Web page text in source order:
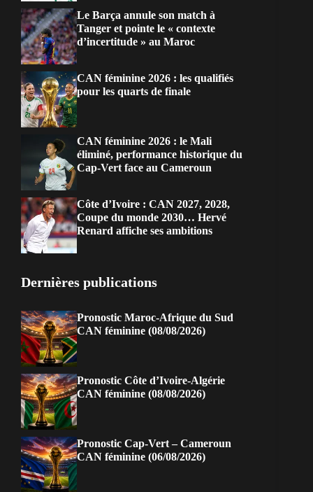
Le Barça annule son match à
Tanger et pointe le « contexte
d’incertitude » au Maroc
CAN féminine 2026 : les qualifiés
pour les quarts de finale
CAN féminine 2026 : le Mali
éliminé, performance historique du
Cap-Vert face au Cameroun
Côte d’Ivoire : CAN 2027, 2028,
Coupe du monde 2030… Hervé
Renard affiche ses ambitions
Dernières publications
Pronostic Maroc-Afrique du Sud
CAN féminine (08/08/2026)
Pronostic Côte d’Ivoire-Algérie
CAN féminine (08/08/2026)
Pronostic Cap-Vert – Cameroun
CAN féminine (06/08/2026)